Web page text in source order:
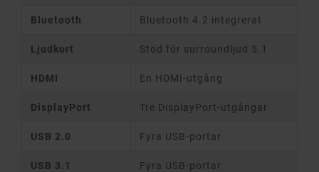
Bluetooth Bluetooth 4.2 integrerat
Ljudkort Stöd för surroundljud 5.1
HDMI En HDMI-utgång
DisplayPort Tre DisplayPort-utgångar
USB 2.0 Fyra USB-portar
USB 3.1 Fyra USB-portar